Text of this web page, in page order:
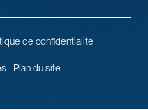
de confidentialité
Plan du site